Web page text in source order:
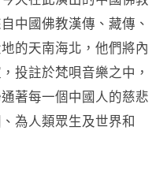
中國佛教漢傳、藏傳、
的天南海北，他們將內
投註於梵唄音樂之中，
著每一個中國人的慈悲
為人類眾生及世界和